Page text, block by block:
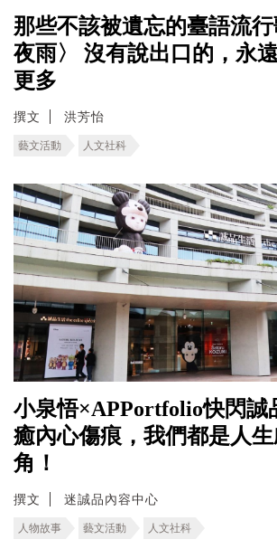
那些不該被遺忘的臺語流
夜雨〉 沒有說出口的，永
更多
撰文 洪芳怡
藝文活動 人文社科
小泉悟×APPortfolio快閃誠
癒內心傷痕，我們都是人
角！
撰文 迷誠品內容中心
人物故事 藝文活動 人文社科